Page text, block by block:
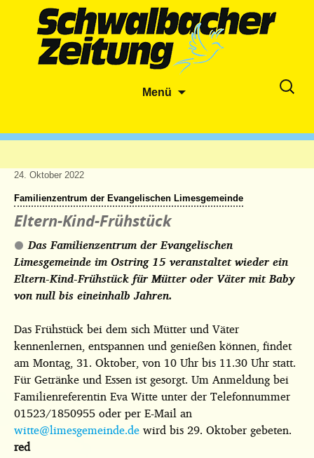
Menü
Suche
24. Oktober 2022
Familienzentrum der Evangelischen Limesgemeinde
Eltern-Kind-Frühstück
Das Familienzentrum der Evangelischen
Limesgemeinde im Ostring 15 veranstaltet wieder ein
Eltern-Kind-Frühstück für Mütter oder Väter mit Baby
von null bis eineinhalb Jahren.
Das Frühstück bei dem sich Mütter und Väter
kennenlernen, entspannen und genießen können, findet
am Montag, 31. Oktober, von 10 Uhr bis 11.30 Uhr statt.
Für Getränke und Essen ist gesorgt. Um Anmeldung bei
Familienreferentin Eva Witte unter der Telefonnummer
01523/1850955 oder per E-Mail an
witte@limesgemeinde.dewird bis 29. Oktober gebeten.
red